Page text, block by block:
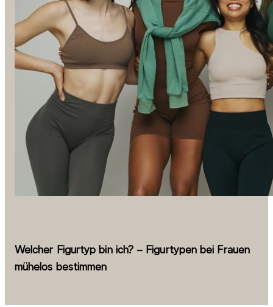
Welcher Figurtyp bin ich? – Figurtypen bei Frauen
mühelos bestimmen